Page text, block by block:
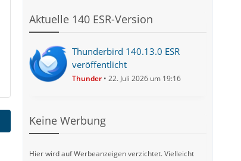
Aktuelle 140 ESR-Version
Thunderbird 140.13.0 ESR
veröffentlicht
Thunder 22. Juli 2026 um 19:16
Keine Werbung
Hier wird auf Werbeanzeigen verzichtet. Vielleicht